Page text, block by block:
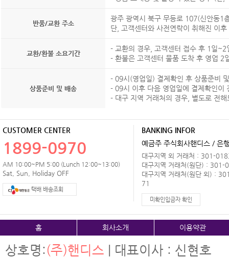
반품/교환 주소
광주 광역시 북구 무등로 107(신안동1
단, 고객센터와 사전연락이 취해진 이
교환/환불 소요기간
- 교환의 경우, 고객센터 접수 후 1일~2
- 환불은 고객센터 물품 도착 후 영업 2
상품준비 및 배송
- 09시(영업일) 결제확인 후 상품준비
- 09시 이후 다음 영업일에 결제확인이
- 대구 지역 거래처의 경우, 별도로 전
CUSTOMER CENTER
1899-0970
AM 10:00~PM 5:00 (Lunch 12:00~13:00)
Sat, Sun, Holiday OFF
택배 배송조회
BANKING INFOR
예금주 주식회사핸디스 / 은
대구지역 외 거래처 : 301-
대구지역 거래처(원단) :
대구지역 거래처(원단 외) :
71
미확인입금자 확인
홈 회사소개 이용약관
상호명:(주)핸디스 | 대표이사 : 신현호